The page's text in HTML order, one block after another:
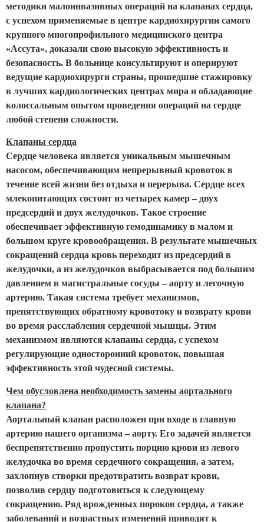
методики малоинвазивных операций на клапанах сердца,
с успехом применяемые в центре кардиохирургии самого
крупного многопрофильного медицинского центра
«Ассута», доказали свою высокую эффективность и
безопасность. В больнице консультируют и оперируют
ведущие кардиохирурги страны, прошедшие стажировку
в лучших кардиологических центрах мира и обладающие
колоссальным опытом проведения операций на сердце
любой степени сложности.
Клапаны сердца
Сердце человека является уникальным мышечным
насосом, обеспечивающим непрерывный кровоток в
течение всей жизни без отдыха и перерыва. Сердце всех
млекопитающих состоит из четырех камер – двух
предсердий и двух желудочков. Такое строение
обеспечивает эффективную гемодинамику в малом и
большом круге кровообращения. В результате мышечных
сокращений сердца кровь переходит из предсердий в
желудочки, а из желудочков выбрасывается под большим
давлением в магистральные сосуды – аорту и легочную
артерию. Такая система требует механизмов,
препятствующих обратному кровотоку и возврату крови
во время расслабления сердечной мышцы. Этим
механизмом являются клапаны сердца, с успехом
регулирующие односторонний кровоток, повышая
эффективность этой чудесной системы.
Чем обусловлена необходимость замены аортального
клапана?
Аортальный клапан расположен при входе в главную
артерию нашего организма – аорту. Его задачей является
беспрепятственно пропустить порцию крови из левого
желудочка во время сердечного сокращения, а затем,
захлопнув створки предотвратить возврат крови,
позволив сердцу подготовиться к следующему
сокращению. Ряд врожденных пороков сердца, а также
заболеваний и возрастных изменений приводят к